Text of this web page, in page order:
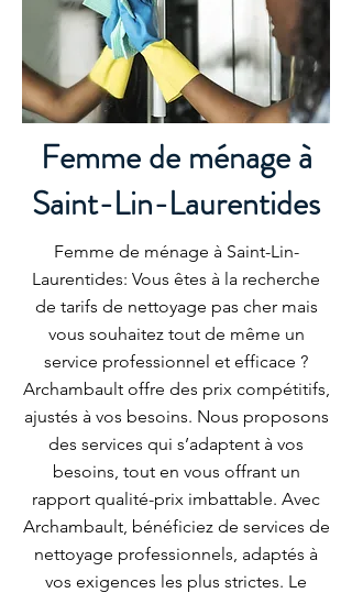
Femme de ménage à
Saint-Lin-Laurentides
Femme de ménage à Saint-Lin-
Laurentides: Vous êtes à la recherche
de tarifs de nettoyage pas cher mais
vous souhaitez tout de même un
service professionnel et efficace ?
Archambault offre des prix compétitifs,
ajustés à vos besoins. Nous proposons
des services qui s’adaptent à vos
besoins, tout en vous offrant un
rapport qualité-prix imbattable. Avec
Archambault, bénéficiez de services de
nettoyage professionnels, adaptés à
vos exigences les plus strictes. Le